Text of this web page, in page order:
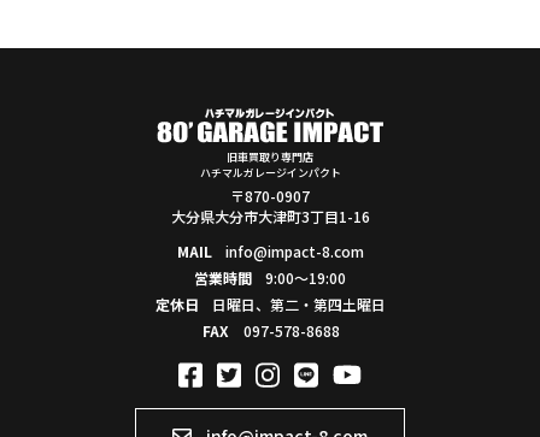
旧車買取り専門店
ハチマルガレージインパクト
〒870-0907
大分県大分市大津町3丁目1-16
MAIL
info@impact-8.com
営業時間
9:00～19:00
定休日
日曜日、第二・第四土曜日
FAX
097-578-8688